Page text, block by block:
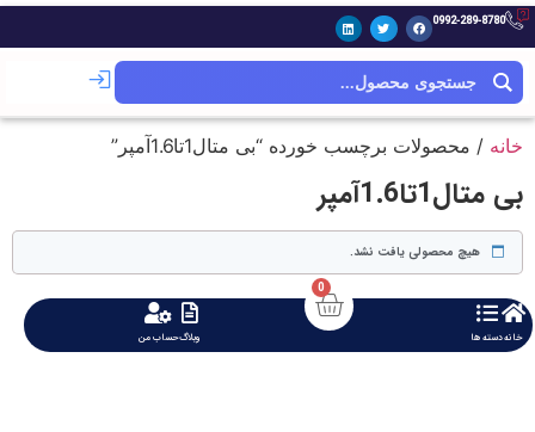
0992-289-8780
خانه / محصولات برچسب خورده “بی متال1تا1.6آمپر”
بی متال1تا1.6آمپر
هیچ محصولی یافت نشد.
خانهدسته ها
0
وبلاگحساب من